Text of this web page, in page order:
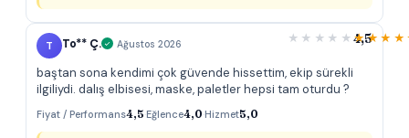
T To** Ç. Ağustos 2026 4,5
baştan sona kendimi çok güvende hissettim, ekip sürekli
ilgiliydi. dalış elbisesi, maske, paletler hepsi tam oturdu ?
Fiyat / Performans4,5·Eğlence4,0·Hizmet5,0